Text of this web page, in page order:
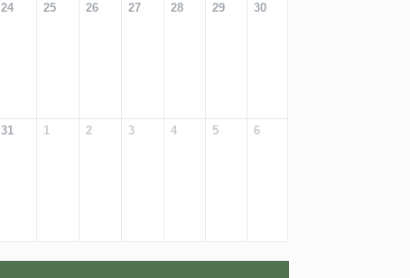
24 25 26 27 28 29 30
31 1 2 3 4 5 6